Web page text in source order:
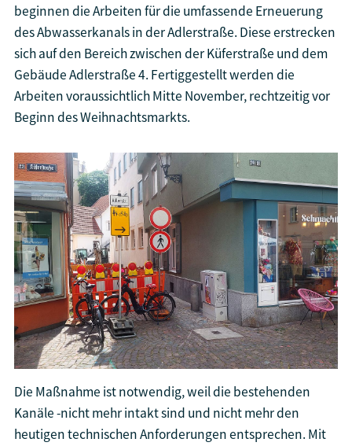
beginnen die Arbeiten für die umfassende Erneuerung
des Abwasserkanals in der Adlerstraße. Diese erstrecken
sich auf den Bereich zwischen der Küferstraße und dem
Gebäude Adlerstraße 4. Fertiggestellt werden die
Arbeiten voraussichtlich Mitte November, rechtzeitig vor
Beginn des Weihnachtsmarkts.
Die Maßnahme ist notwendig, weil die bestehenden
Kanäle -nicht mehr intakt sind und nicht mehr den
heutigen technischen Anforderungen entsprechen. Mit